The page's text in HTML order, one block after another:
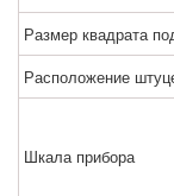
Размер квадрата
Расположение
Шкала прибора